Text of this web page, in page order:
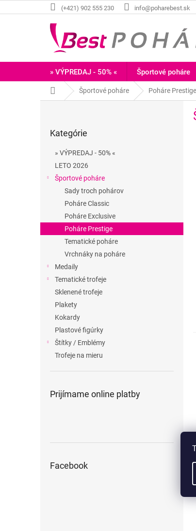
na
(+421) 902 555 230 info@poharebest.sk
» VÝPREDAJ - 50% « Športové poháre
DomovŠportové poháre Poháre Prestige
kategórie
Kategórie
» VÝPREDAJ - 50% «
LETO 2026
Športové poháre
Sady troch pohárov
Poháre Classic
Poháre Exclusive
Poháre Prestige
Tematické poháre
Vrchnáky na poháre
Medaily
Tematické trofeje
Sklenené trofeje
Plakety
Kokardy
Plastové figúrky
Štítky / Emblémy
Trofeje na mieru
Prijímame online platby
Facebook